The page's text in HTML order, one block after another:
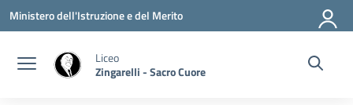
Vai ai contenuti
Vai al menu di navigazione
Vai al footer
Ministero dell'Istruzione e del Merito
Liceo
Zingarelli - Sacro Cuore